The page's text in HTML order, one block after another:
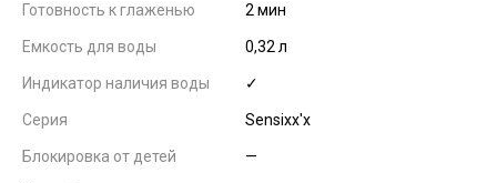
Готовность к глаженью 2 мин
Емкость для воды 0,32 л
Индикатор наличия воды ✓
Серия Sensixx'x
Блокировка от детей —